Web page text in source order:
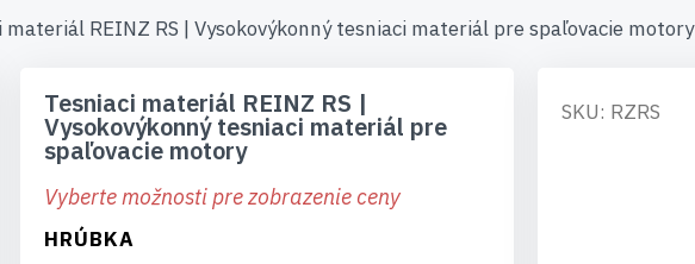
materiál REINZ RS | Vysokovýkonný tesniaci materiál pre spaľovacie motory
Tesniaci materiál REINZ RS |
Vysokovýkonný tesniaci materiál pre
spaľovacie motory
Vyberte možnosti pre zobrazenie ceny
HRÚBKA
SKU: RZRS